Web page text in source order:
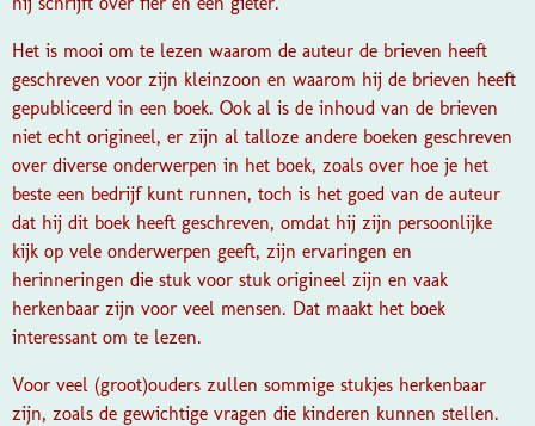
Het is mooi om te lezen waarom de auteur de brieven heeft
geschreven voor zijn kleinzoon en waarom hij de brieven heeft
gepubliceerd in een boek. Ook al is de inhoud van de brieven
niet echt origineel, er zijn al talloze andere boeken geschreven
over diverse onderwerpen in het boek, zoals over hoe je het
beste een bedrijf kunt runnen, toch is het goed van de auteur
dat hij dit boek heeft geschreven, omdat hij zijn persoonlijke
kijk op vele onderwerpen geeft, zijn ervaringen en
herinneringen die stuk voor stuk origineel zijn en vaak
herkenbaar zijn voor veel mensen. Dat maakt het boek
interessant om te lezen.
Voor veel (groot)ouders zullen sommige stukjes herkenbaar
zijn, zoals de gewichtige vragen die kinderen kunnen stellen.